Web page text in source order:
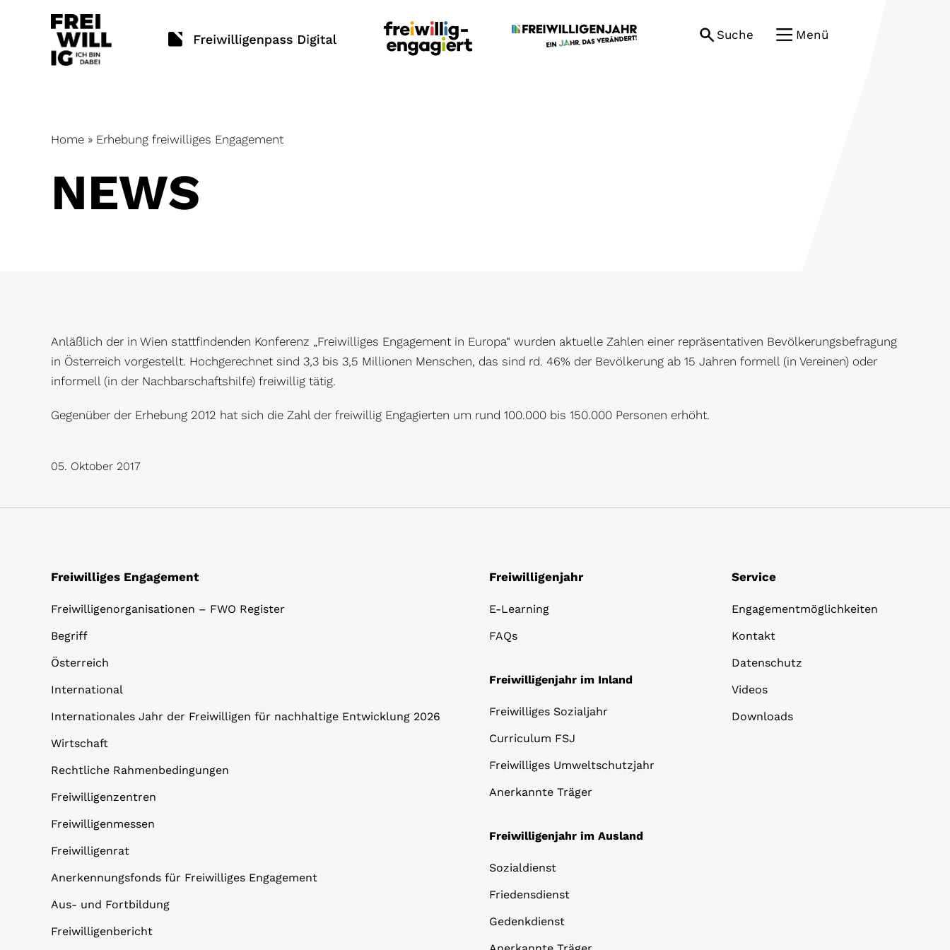
Suche Menü
Home » Erhebung freiwilliges Engagement
NEWS
Anläßlich der in Wien stattfindenden Konferenz „Freiwilliges Engagement in Europa“ wurden aktuelle Zahlen einer repräsentativen Bevölkerungsbefragung
in Österreich vorgestellt. Hochgerechnet sind 3,3 bis 3,5 Millionen Menschen, das sind rd. 46% der Bevölkerung ab 15 Jahren formell (in Vereinen) oder
informell (in der Nachbarschaftshilfe) freiwillig tätig.
Gegenüber der Erhebung 2012 hat sich die Zahl der freiwillig Engagierten um rund 100.000 bis 150.000 Personen erhöht.
05. Oktober 2017
Freiwilliges Engagement
Freiwilligenorganisationen – FWO Register
Begriff
Österreich
International
Internationales Jahr der Freiwilligen für nachhaltige Entwicklung 2026
Wirtschaft
Rechtliche Rahmenbedingungen
Freiwilligenzentren
Freiwilligenmessen
Freiwilligenrat
Anerkennungsfonds für Freiwilliges Engagement
Aus- und Fortbildung
Freiwilligenbericht
Freiwilligenjahr
E-Learning
FAQs
Freiwilligenjahr im Inland
Freiwilliges Sozialjahr
Curriculum FSJ
Freiwilliges Umweltschutzjahr
Anerkannte Träger
Freiwilligenjahr im Ausland
Sozialdienst
Friedensdienst
Gedenkdienst
Service
Engagementmöglichkeiten
Kontakt
Datenschutz
Videos
Downloads